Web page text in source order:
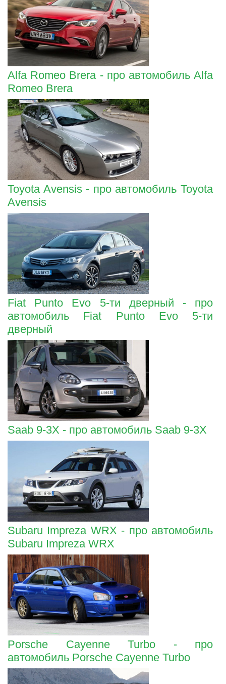
Alfa Romeo Brera - про автомобиль Alfa
Romeo Brera
Toyota Avensis - про автомобиль Toyota
Avensis
Fiat Punto Evo 5-ти дверный - про
автомобиль Fiat Punto Evo 5-ти
дверный
Saab 9-3X - про автомобиль Saab 9-3X
Subaru Impreza WRX - про автомобиль
Subaru Impreza WRX
Porsche Cayenne Turbo - про
автомобиль Porsche Cayenne Turbo